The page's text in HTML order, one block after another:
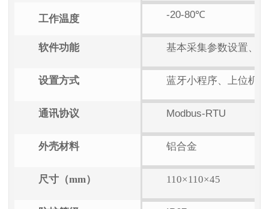
工作温度 -20-80℃
软件功能 基本采集参数设置、
设置方式 蓝牙小程序、上位机
通讯协议 Modbus-RTU
外壳材料 铝合金
尺寸（mm） 110×110×45